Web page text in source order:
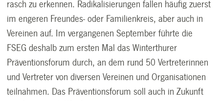
rasch zu erkennen. Radikalisierungen fallen häufig zuerst
im engeren Freundes- oder Familienkreis, aber auch in
Vereinen auf. Im vergangenen September führte die
FSEG deshalb zum ersten Mal das Winterthurer
Präventionsforum durch, an dem rund 50 Vertreterinnen
und Vertreter von diversen Vereinen und Organisationen
teilnahmen. Das Präventionsforum soll auch in Zukunft